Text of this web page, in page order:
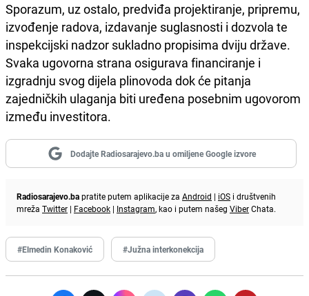
Sporazum, uz ostalo, predviđa projektiranje, pripremu,
izvođenje radova, izdavanje suglasnosti i dozvola te
inspekcijski nadzor sukladno propisima dviju države.
Svaka ugovorna strana osigurava financiranje i
izgradnju svog dijela plinovoda dok će pitanja
zajedničkih ulaganja biti uređena posebnim ugovorom
između investitora.
Dodajte Radiosarajevo.ba u omiljene Google izvore
Radiosarajevo.bapratite putem aplikacije za Android | iOS i društvenih
mreža Twitter | Facebook | Instagram, kao i putem našeg ViberChata.
#Elmedin Konaković #Južna interkonekcija